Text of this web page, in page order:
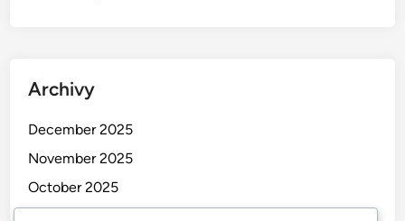
Archivy
December 2025
November 2025
October 2025